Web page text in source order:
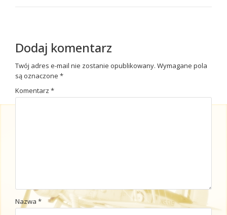
Dodaj komentarz
Twój adres e-mail nie zostanie opublikowany. Wymagane pola
są oznaczone *
Komentarz *
Nazwa *